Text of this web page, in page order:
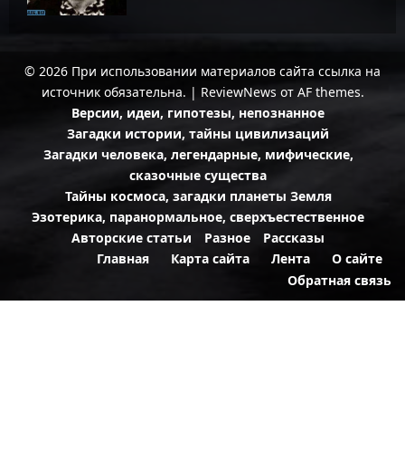
© 2026 При использовании материалов сайта ссылка на
источник обязательна. | ReviewNews от AF themes.
Версии, идеи, гипотезы, непознанное
Загадки истории, тайны цивилизаций
Загадки человека, легендарные, мифические,
сказочные существа
Тайны космоса, загадки планеты Земля
Эзотерика, паранормальное, сверхъестественное
Авторские статьи
Разное
Рассказы
Главная
Карта сайта Лента
О сайте
Обратная связь